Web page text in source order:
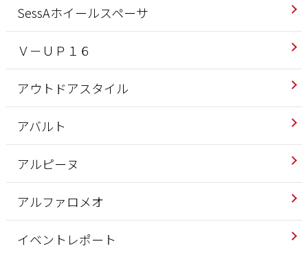
SessAホイールスペーサ
Ｖ－ＵＰ１６
アウトドアスタイル
アバルト
アルピーヌ
アルファロメオ
イベントレポート